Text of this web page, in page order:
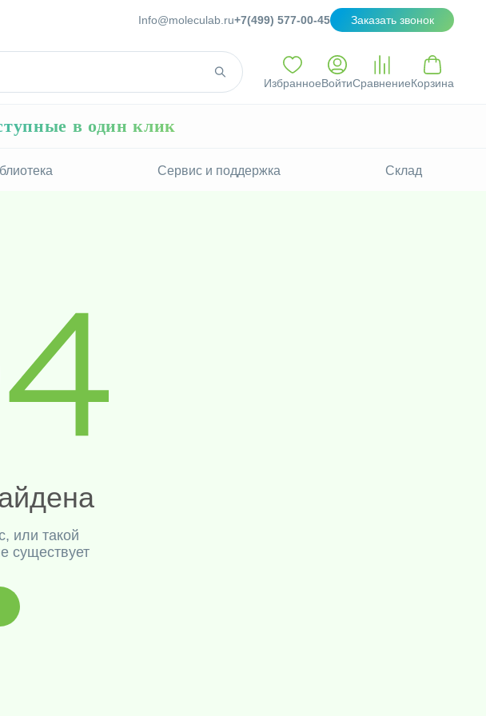
Info@moleculab.ru+7(499) 577-00-45 Заказать звонок
ИзбранноеВойтиСравнениеКорзина
в один клик
Сервис и поддержка Склад
или такой
существует